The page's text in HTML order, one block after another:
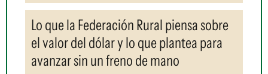
Lo que la Federación Rural piensa sobre
el valor del dólar y lo que plantea para
avanzar sin un freno de mano